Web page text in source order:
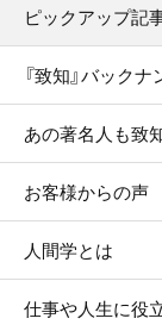
ピックアップ記
『致知』バックナ
あの著名人も致
お客様からの声
人間学とは
仕事や人生に役